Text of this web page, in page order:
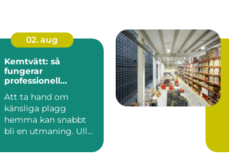
02. aug
Kemtvätt: så
fungerar
professionell
Att ta hand om
känsliga plagg
hemma kan snabbt
bli en utmaning. Ull
som tapp...